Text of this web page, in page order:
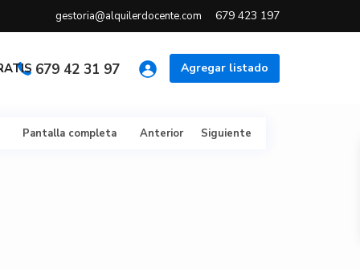
gestoria@alquilerdocente.com 679 423 197
Agregar listado
679 42 31 97
Pantalla completa Anterior Siguiente